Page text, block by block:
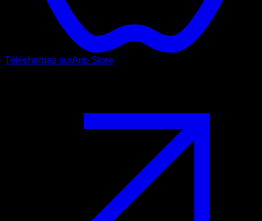
Téléchargez surApp Store